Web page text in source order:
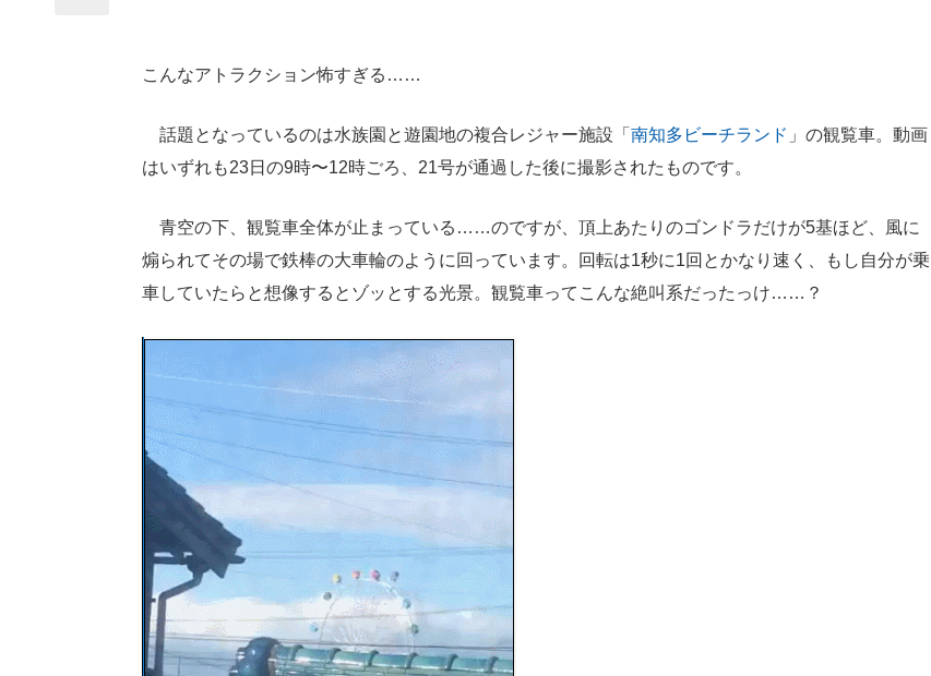
こんなアトラクション怖すぎる……
話題となっているのは水族園と遊園地の複合レジャー施設「 南知多ビーチランド 」の観覧車。動画
はいずれも23日の9時〜12時ごろ、21号が通過した後に撮影されたものです。
青空の下、観覧車全体が止まっている……のですが、頂上あたりのゴンドラだけが5基ほど、風に
煽られてその場で鉄棒の大車輪のように回っています。回転は1秒に1回とかなり速く、もし自分が乗
車していたらと想像するとゾッとする光景。観覧車ってこんな絶叫系だったっけ……？